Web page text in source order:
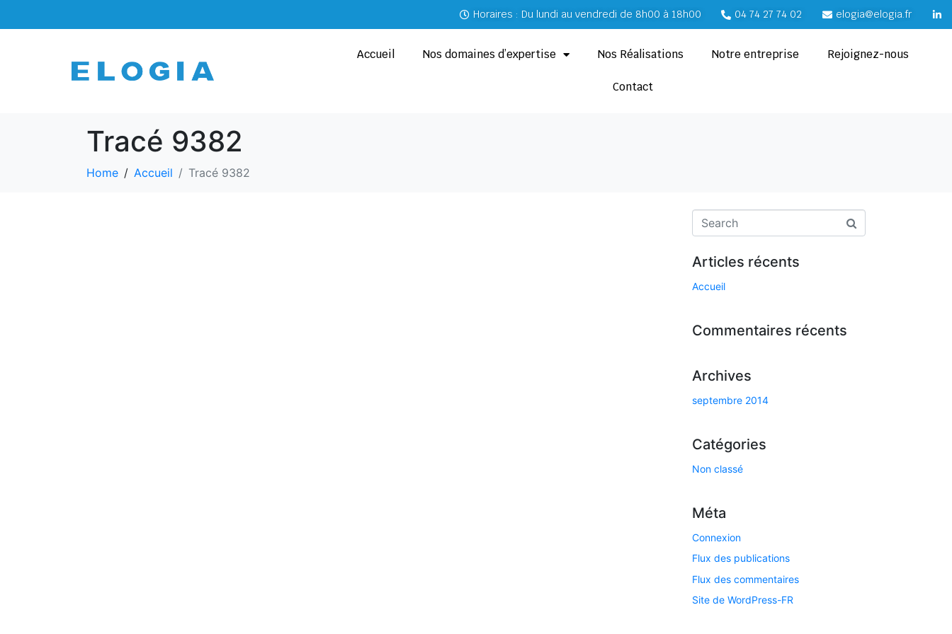
Horaires : Du lundi au vendredi de 8h00 à 18h00 04 74 27 74 02 elogia@elogia.fr
Accueil Nos domaines d’expertise Nos Réalisations Notre entreprise Rejoignez-nous
Contact
Tracé 9382
Home Accueil Tracé 9382
Articles récents
Accueil
Commentaires récents
Archives
septembre 2014
Catégories
Non classé
Méta
Connexion
Flux des publications
Flux des commentaires
Site de WordPress-FR